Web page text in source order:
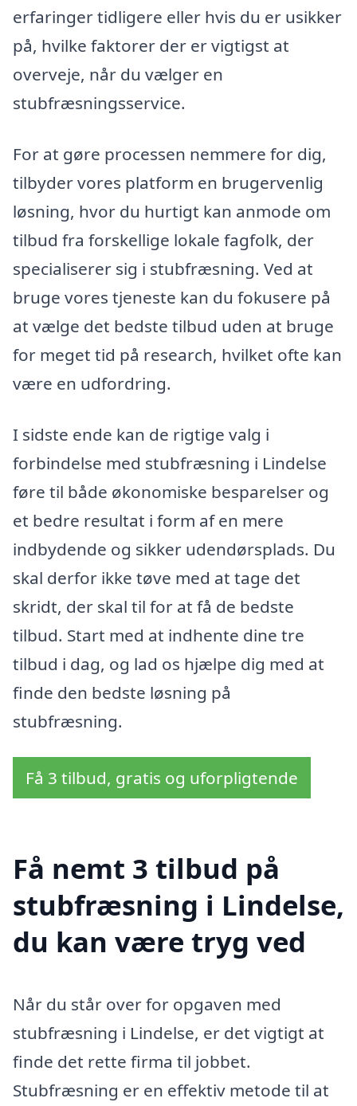
erfaringer tidligere eller hvis du er usikker
på, hvilke faktorer der er vigtigst at
overveje, når du vælger en
stubfræsningsservice.
For at gøre processen nemmere for dig,
tilbyder vores platform en brugervenlig
løsning, hvor du hurtigt kan anmode om
tilbud fra forskellige lokale fagfolk, der
specialiserer sig i stubfræsning. Ved at
bruge vores tjeneste kan du fokusere på
at vælge det bedste tilbud uden at bruge
for meget tid på research, hvilket ofte kan
være en udfordring.
I sidste ende kan de rigtige valg i
forbindelse med stubfræsning i Lindelse
føre til både økonomiske besparelser og
et bedre resultat i form af en mere
indbydende og sikker udendørsplads. Du
skal derfor ikke tøve med at tage det
skridt, der skal til for at få de bedste
tilbud. Start med at indhente dine tre
tilbud i dag, og lad os hjælpe dig med at
finde den bedste løsning på
stubfræsning.
Få 3 tilbud, gratis og uforpligtende
Få nemt 3 tilbud på
stubfræsning i Lindelse,
du kan være tryg ved
Når du står over for opgaven med
stubfræsning i Lindelse, er det vigtigt at
finde det rette firma til jobbet.
Stubfræsning er en effektiv metode til at